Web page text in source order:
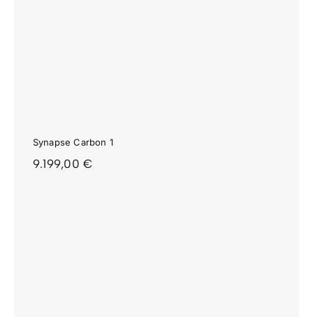
Synapse Carbon 1
9.199,00€